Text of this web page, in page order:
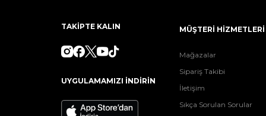
TAKİPTE KALIN
UYGULAMAMIZI İNDİRİN
MÜŞTERİ HİZMETLERİ
Mağazalar
Sipariş Takibi
İletişim
Sıkça Sorulan Sorular